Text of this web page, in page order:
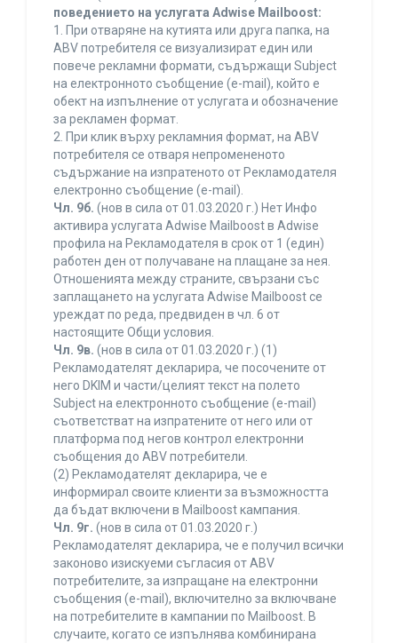
поведението на услугата Adwise Mailboost:
1. При отваряне на кутията или друга папка, на
ABV потребителя се визуализират един или
повече рекламни формати, съдържащи Subject
на електронното съобщение (e-mail), който е
обект на изпълнение от услугата и обозначение
за рекламен формат.
2. При клик върху рекламния формат, на ABV
потребителя се отваря непромененото
съдържание на изпратеното от Рекламодателя
електронно съобщение (e-mail).
Чл. 9б. (нов в сила от 01.03.2020 г.) Нет Инфо
активира услугата Adwise Mailboost в Adwise
профила на Рекламодателя в срок от 1 (един)
работен ден от получаване на плащане за нея.
Отношенията между страните, свързани със
заплащането на услугата Adwise Mailboost се
уреждат по реда, предвиден в чл. 6 от
настоящите Общи условия.
Чл. 9в. (нов в сила от 01.03.2020 г.) (1)
Рекламодателят декларира, че посочените от
него DKIM и части/целият текст на полето
Subject на електронното съобщение (e-mail)
съответстват на изпратените от него или от
платформа под негов контрол електронни
съобщения до ABV потребители.
(2) Рекламодателят декларира, че е
информирал своите клиенти за възможността
да бъдат включени в Mailboost кампания.
Чл. 9г. (нов в сила от 01.03.2020 г.)
Рекламодателят декларира, че е получил всички
законово изискуеми съгласия от ABV
потребителите, за изпращане на електронни
съобщения (e-mail), включително за включване
на потребителите в кампании по Mailboost. В
случаите, когато се изпълнява комбинирана